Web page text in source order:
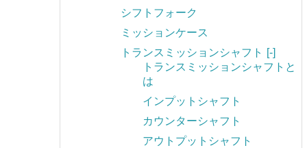
シフトフォーク
ミッションケース
トランスミッションシャフト
[-]
トランスミッションシャフトと
は
インプットシャフト
カウンターシャフト
アウトプットシャフト